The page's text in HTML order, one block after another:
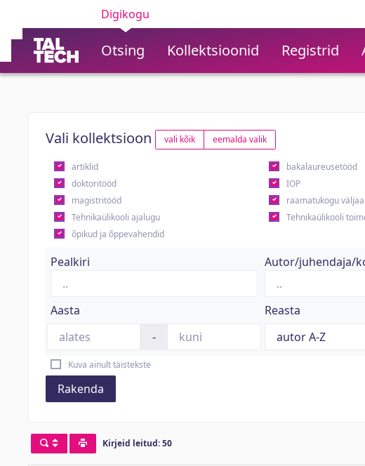
Digikogu
Otsing Kollektsioonid Registrid
Vali kollektsioon vali kõik eemalda valik
artiklid bakalaureusetööd
doktoritööd
IOP
magistritööd
raamatukogu
Tehnikaülikooli ajalugu
Tehnikaülikooli
õpikud ja õppevahendid
Pealkiri Autor/juhendaja/
Aasta
-
Reasta
Kuva ainult täistekste
Rakenda
Kirjeid leitud: 50